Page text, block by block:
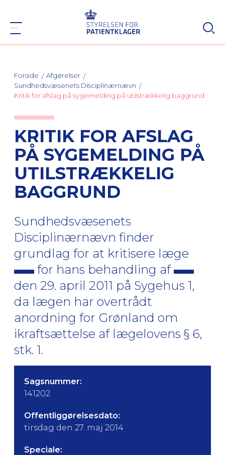
Forside
Afgørelser
Sundhedsvæsenets Disciplinærnævn
Kritik for afslag på sygemelding på utilstrækkelig baggrund
KRITIK FOR AFSLAG
PÅ SYGEMELDING PÅ
UTILSTRÆKKELIG
BAGGRUND
Sundhedsvæsenets
Disciplinærnævn finder
grundlag for at kritisere læge
for hans behandling af
den 29. april 2011 på Sygehus 1,
da lægen har overtrådt
anordning for Grønland om
ikraftsættelse af lægelovens § 6,
stk. 1.
Sagsnummer:
141202
Offentliggørelsesdato:
tirsdag den 27. maj 2014
Speciale: